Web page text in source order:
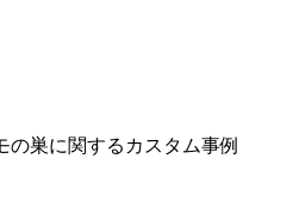
の巣に関するカスタム事例